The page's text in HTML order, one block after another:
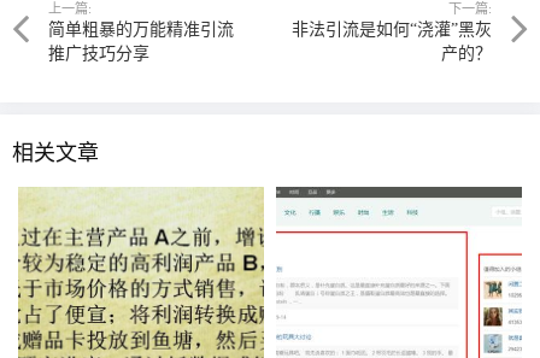
上一篇:
简单粗暴的万能精准引流
推广技巧分享
下一篇:
非法引流是如何“浇灌”黑灰
产的？
相关文章